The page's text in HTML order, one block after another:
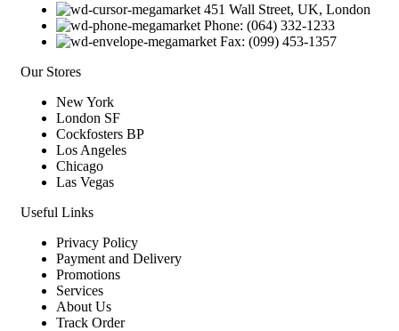
451 Wall Street, UK, London
Phone: (064) 332-1233
Fax: (099) 453-1357
Our Stores
New York
London SF
Cockfosters BP
Los Angeles
Chicago
Las Vegas
Useful Links
Privacy Policy
Payment and Delivery
Promotions
Services
About Us
Track Order